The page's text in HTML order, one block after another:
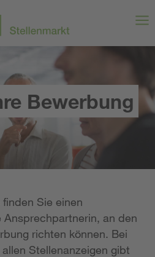
Bewerbung
Sie einen
an den
richten können. Bei
Stellenanzeigen gibt